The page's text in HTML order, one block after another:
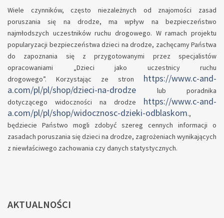
Wiele czynników, często niezależnych od znajomości zasad
poruszania się na drodze, ma wpływ na bezpieczeństwo
najmłodszych uczestników ruchu drogowego. W ramach projektu
popularyzacji bezpieczeństwa dzieci na drodze, zachęcamy Państwa
do zapoznania się z przygotowanymi przez specjalistów
opracowaniami „Dzieci jako uczestnicy ruchu
drogowego”. Korzystając ze stron https://www.c-and-
a.com/pl/pl/shop/dzieci-na-drodze lub poradnika
dotyczącego widoczności na drodze https://www.c-and-
a.com/pl/pl/shop/widocznosc-dzieki-odblaskom.,
będziecie Państwo mogli zdobyć szereg cennych informacji o
zasadach poruszania się dzieci na drodze, zagrożeniach wynikających
z niewłaściwego zachowania czy danych statystycznych.
AKTUALNOŚCI